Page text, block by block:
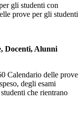
gli studenti con
prove per gli studenti
Docenti, Alunni
Calendario delle prove
degli esami
che rientrano